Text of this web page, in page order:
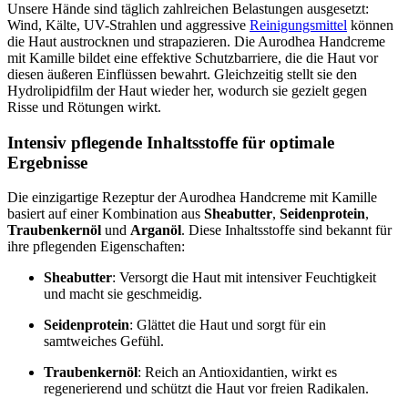
Unsere Hände sind täglich zahlreichen Belastungen ausgesetzt:
Wind, Kälte, UV-Strahlen und aggressive Reinigungsmittel können
die Haut austrocknen und strapazieren. Die Aurodhea Handcreme
mit Kamille bildet eine effektive Schutzbarriere, die die Haut vor
diesen äußeren Einflüssen bewahrt. Gleichzeitig stellt sie den
Hydrolipidfilm der Haut wieder her, wodurch sie gezielt gegen
Risse und Rötungen wirkt.
Intensiv pflegende Inhaltsstoffe für optimale
Ergebnisse
Die einzigartige Rezeptur der Aurodhea Handcreme mit Kamille
basiert auf einer Kombination aus Sheabutter, Seidenprotein,
Traubenkernöl und Arganöl. Diese Inhaltsstoffe sind bekannt für
ihre pflegenden Eigenschaften:
Sheabutter: Versorgt die Haut mit intensiver Feuchtigkeit
und macht sie geschmeidig.
Seidenprotein: Glättet die Haut und sorgt für ein
samtweiches Gefühl.
Traubenkernöl: Reich an Antioxidantien, wirkt es
regenerierend und schützt die Haut vor freien Radikalen.